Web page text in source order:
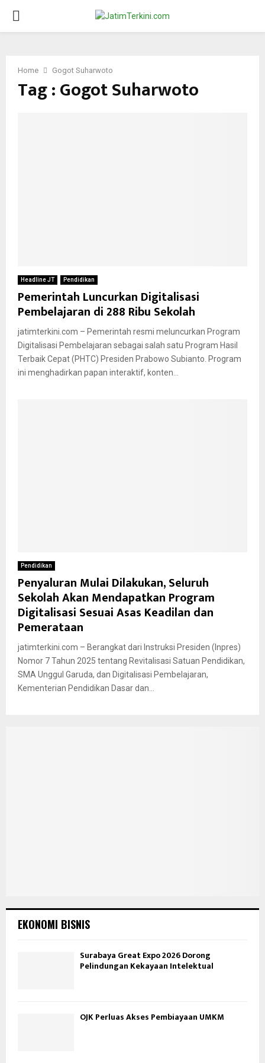
PRIMARY
Home Gogot Suharwoto
Tag : Gogot Suharwoto
Headline JT Pendidikan
Pemerintah Luncurkan Digitalisasi
Pembelajaran di 288 Ribu Sekolah
jatimterkini.com – Pemerintah resmi meluncurkan Program
Digitalisasi Pembelajaran sebagai salah satu Program Hasil
Terbaik Cepat (PHTC) Presiden Prabowo Subianto. Program
ini menghadirkan papan interaktif, konten...
Pendidikan
Penyaluran Mulai Dilakukan, Seluruh
Sekolah Akan Mendapatkan Program
Digitalisasi Sesuai Asas Keadilan dan
Pemerataan
jatimterkini.com – Berangkat dari Instruksi Presiden (Inpres)
Nomor 7 Tahun 2025 tentang Revitalisasi Satuan Pendidikan,
SMA Unggul Garuda, dan Digitalisasi Pembelajaran,
Kementerian Pendidikan Dasar dan...
EKONOMI BISNIS
Surabaya Great Expo 2026 Dorong
Pelindungan Kekayaan Intelektual
OJK Perluas Akses Pembiayaan UMKM